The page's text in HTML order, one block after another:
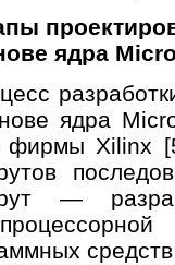
ядра
ядра
фирмы Xilinx
—